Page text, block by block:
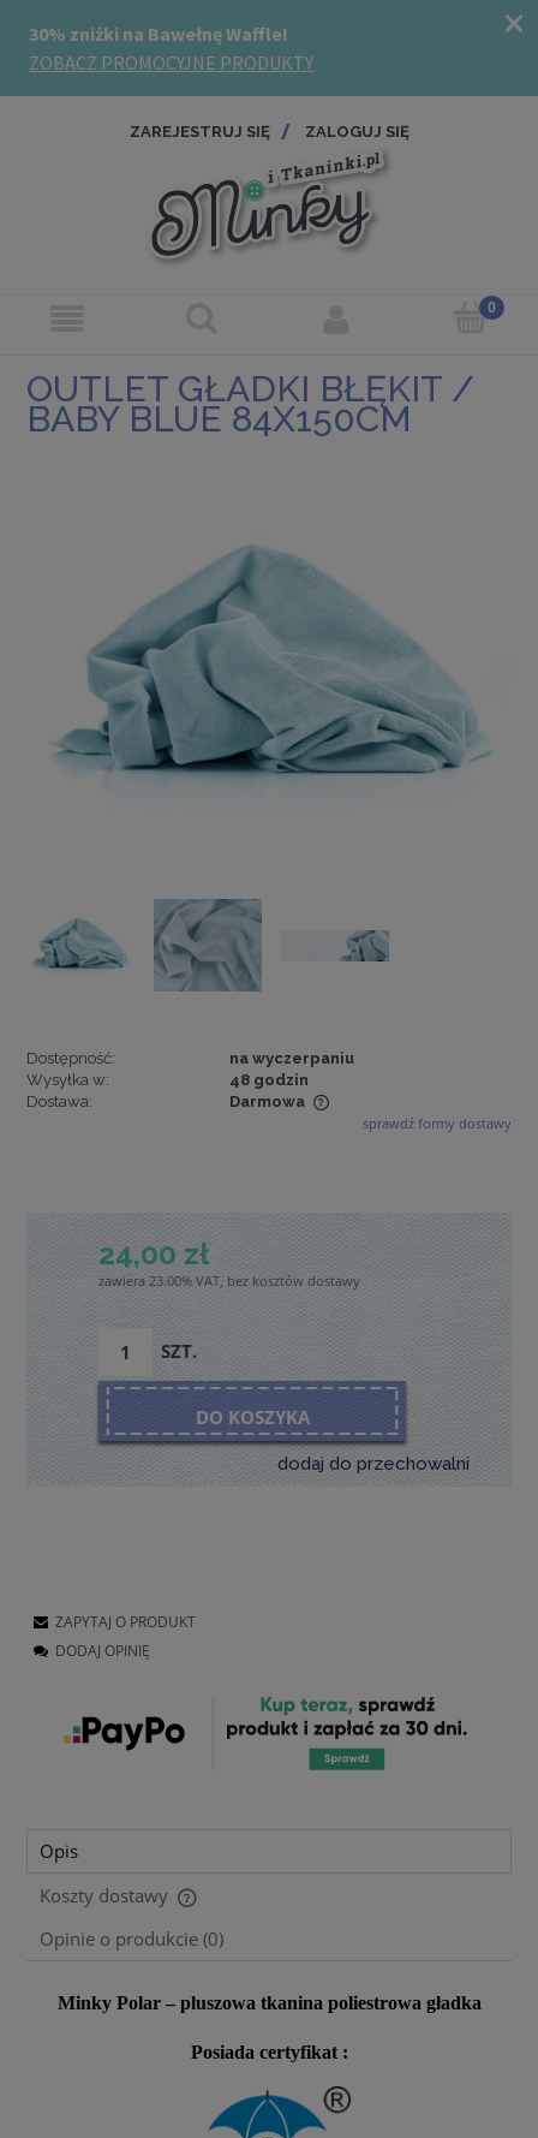
ZAREJESTRUJ SIĘ ZALOGUJ SIĘ
OUTLET GŁADKI BŁĘKIT /
BABY BLUE 84X150CM
Dostępność:
na wyczerpaniu
Wysyłka w:
48 godzin
Dostawa:
Darmowa
Cena nie zawiera ewentualnych kosztów płatności
sprawdź formy dostawy
24,00 zł
zawiera 23.00% VAT, bez kosztów dostawy
SZT.
DO KOSZYKA
dodaj do przechowalni
ZAPYTAJ O PRODUKT
DODAJ OPINIĘ
Opis
Koszty dostawy
Cena nie zawiera ewentualnych kosztów płatności
Opinie o produkcie (0)
Minky Polar – pluszowa tkanina poliestrowa gładka
Posiada certyfikat :